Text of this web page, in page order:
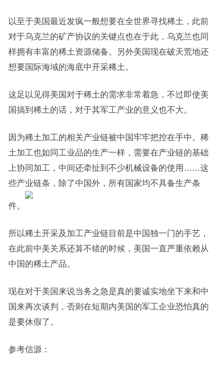
以至于美国最近发疯一般想要在全世界寻找稀土，此前
对于乌克兰的矿产协议的关键点也在于此，乌克兰也同
样拥有丰富的稀土资源储备。另外美国现在破天荒地还
想要国际海域的海底中开采稀土。
这足以见得美国对于稀土的需求非常着急，不过即使美
国搞到稀土的话，对于其军工产业的意义也不大。
因为稀土加工的相关产业链被中国牢牢把控在手中。稀
土加工也如同工业品的生产一样，需要在产业链的基础
上协同加工，中间还牵扯到不少机械设备的使用……这
些产业链条，除了中国外，所有国家均不具备生产条
件。
所以稀土开采及加工产业链目前是中国独一门的手艺，
在此前中美关系还算不错的时候，美国一直严重依赖从
中国的稀土产品。
现在对于美国来说当务之急是真的要诚实地坐下来和中
国来再次谈判，否则在短期内美国的军工企业恐怕真的
是要休假了。
参考信源：